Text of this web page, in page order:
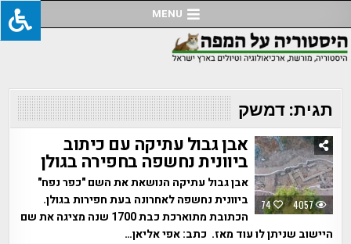
to
content
MENU
תגית:דמשק
74 4057
אבן גבול עתיקה עם כיתוב
ביוונית נחשפה בחפירה בגולן
אבן גבול עתיקה הנושאת את השם "כפר נפח"
ביוונית נחשפה לאחרונה בעת חפירות בגולן.
הכתובת מתוארכת כבת 1700 שנה מציגה את שם
היישוב שניתן לו עוד מאז. כתב: אפי אליאן…